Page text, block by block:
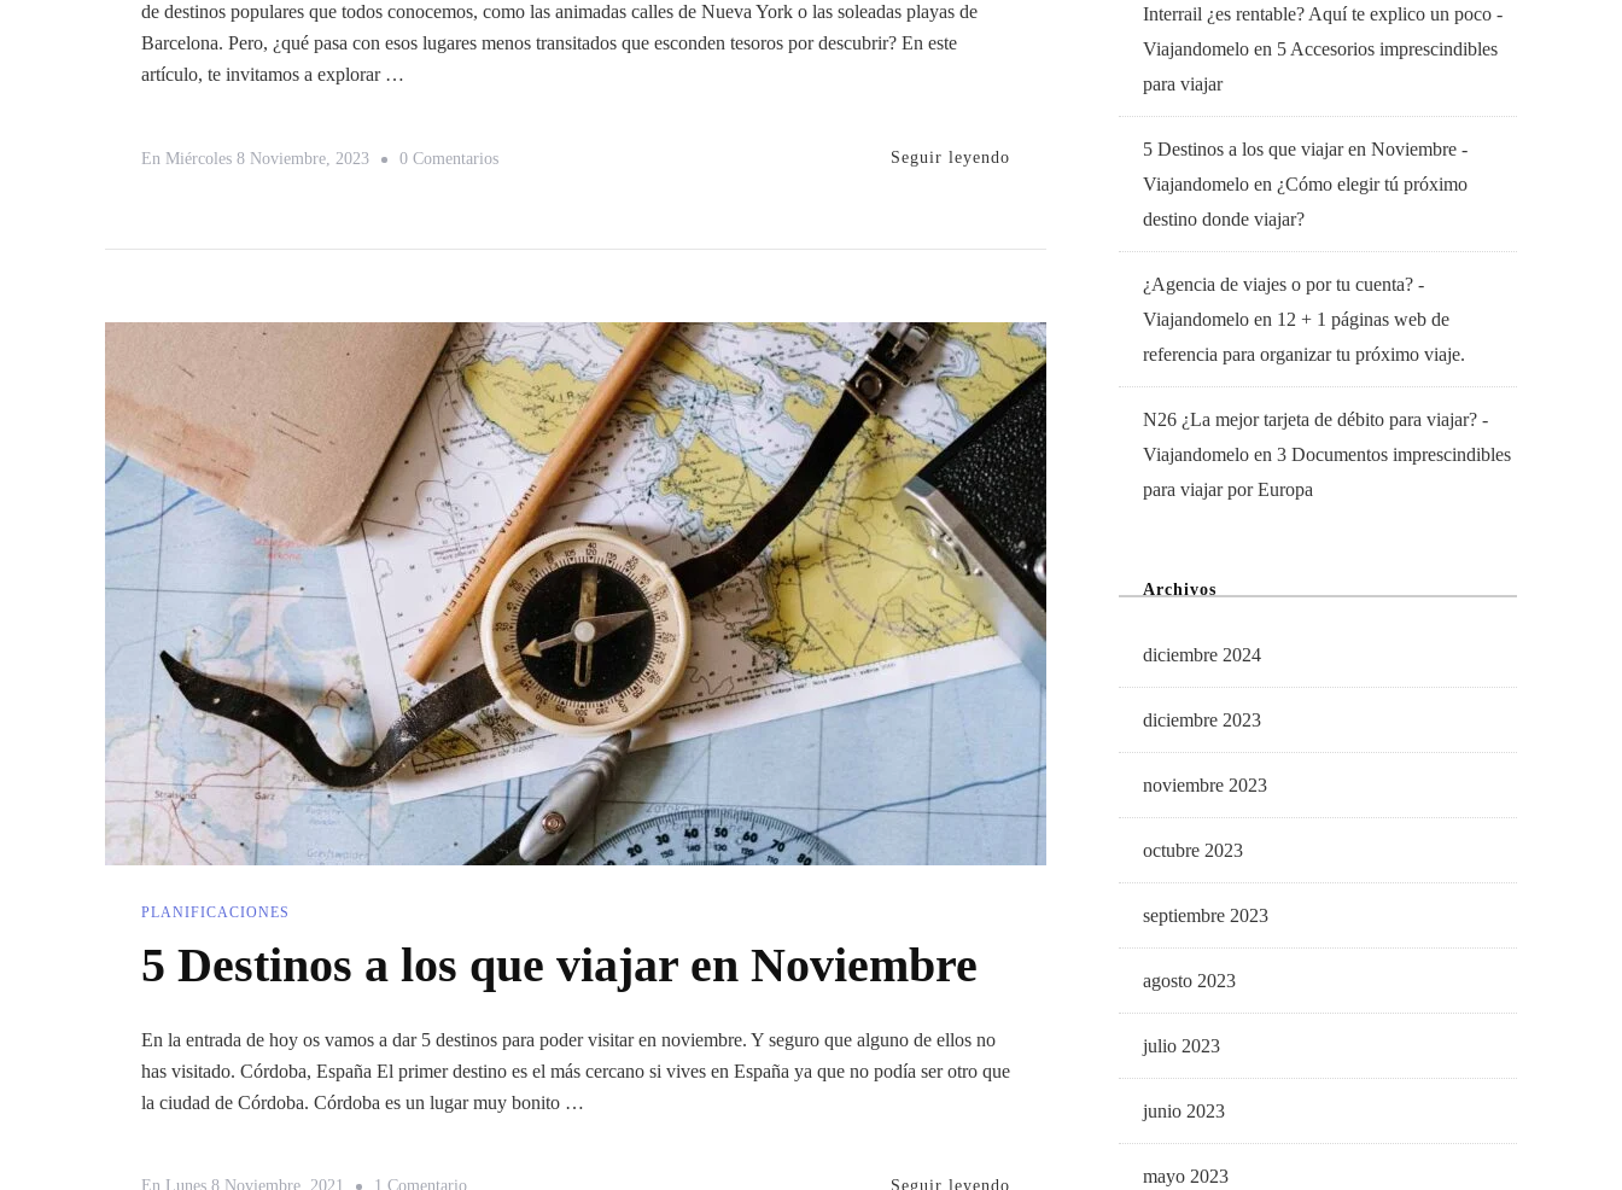
de destinos populares que todos conocemos, como las animadas calles de Nueva York o las soleadas playas de
Barcelona. Pero, ¿qué pasa con esos lugares menos transitados que esconden tesoros por descubrir? En este
artículo, te invitamos a explorar …
En Miércoles 8 Noviembre, 2023 0 ComentariosEn
Seguir leyendo
PLANIFICACIONES
5 Destinos a los que viajar en Noviembre
En la entrada de hoy os vamos a dar 5 destinos para poder visitar en noviembre. Y seguro que alguno de ellos no
has visitado. Córdoba, España El primer destino es el más cercano si vives en España ya que no podía ser otro que
la ciudad de Córdoba. Córdoba es un lugar muy bonito …
En Lunes 8 Noviembre, 2021 1 ComentarioEn Seguir leyendo
Interrail ¿es rentable? Aquí te explico un poco -
Viajandomelo en 5 Accesorios imprescindibles
para viajar
5 Destinos a los que viajar en Noviembre -
Viajandomelo en ¿Cómo elegir tú próximo
destino donde viajar?
¿Agencia de viajes o por tu cuenta? -
Viajandomelo en 12 + 1 páginas web de
referencia para organizar tu próximo viaje.
N26 ¿La mejor tarjeta de débito para viajar? -
Viajandomelo en 3 Documentos imprescindibles
para viajar por Europa
Archivos
diciembre 2024
diciembre 2023
noviembre 2023
octubre 2023
septiembre 2023
agosto 2023
julio 2023
junio 2023
mayo 2023